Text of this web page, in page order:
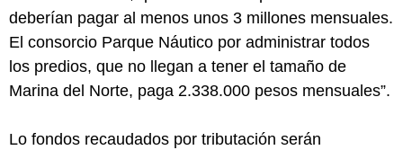
deberían pagar al menos unos 3 millones mensuales.
El consorcio Parque Náutico por administrar todos
los predios, que no llegan a tener el tamaño de
Marina del Norte, paga 2.338.000 pesos mensuales”.
Lo fondos recaudados por tributación serán